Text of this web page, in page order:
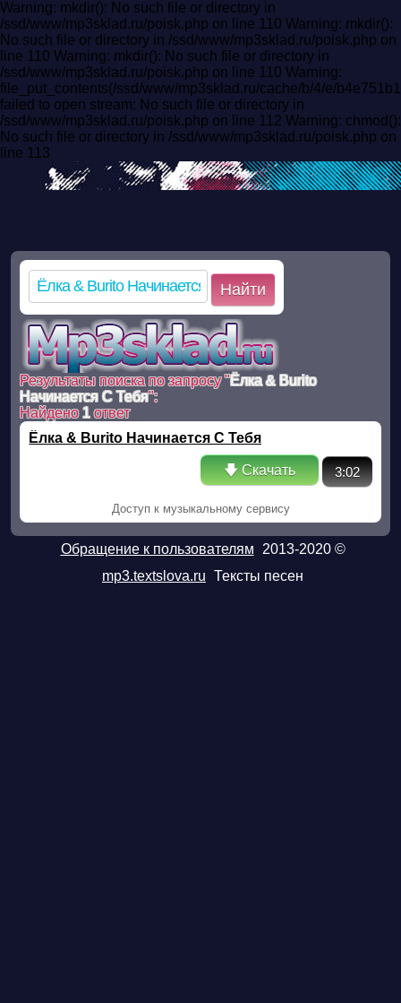
Warning: mkdir(): No such file or directory in
/ssd/www/mp3sklad.ru/poisk.php on line 110 Warning: mkdir():
No such file or directory in /ssd/www/mp3sklad.ru/poisk.php on
line 110 Warning: mkdir(): No such file or directory in
/ssd/www/mp3sklad.ru/poisk.php on line 110 Warning:
file_put_contents(/ssd/www/mp3sklad.ru/cache/b/4/e/
failed to open stream: No such file or directory in
/ssd/www/mp3sklad.ru/poisk.php on line 112 Warning: chmod():
No such file or directory in /ssd/www/mp3sklad.ru/poisk.php on
line 113
Найти
Результаты поиска по запросу "Ёлка & Burito
Начинается С Тебя":
Найдено1ответ
Ёлка & Burito Начинается С Тебя
🡇 Скачать 3:02
Доступ к музыкальному сервису
Обращение к пользователям
2013-2020 ©
mp3.textslova.ru Тексты песен